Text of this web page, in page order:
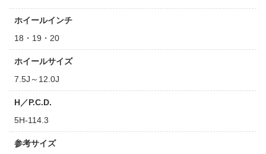
ホイールインチ
18・19・20
ホイールサイズ
7.5J～12.0J
H／P.C.D.
5H-114.3
参考サイズ